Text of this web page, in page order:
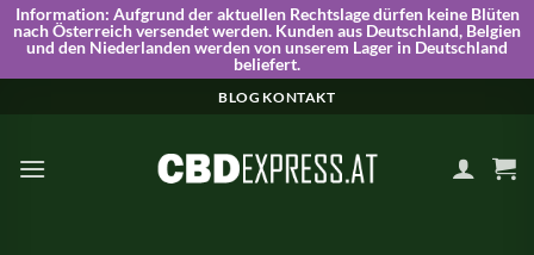
Information: Aufgrund der aktuellen Rechtslage dürfen keine Blüten
nach Österreich versendet werden. Kunden aus Deutschland, Belgien
und den Niederlanden werden von unserem Lager in Deutschland
beliefert.
BLOG KONTAKT